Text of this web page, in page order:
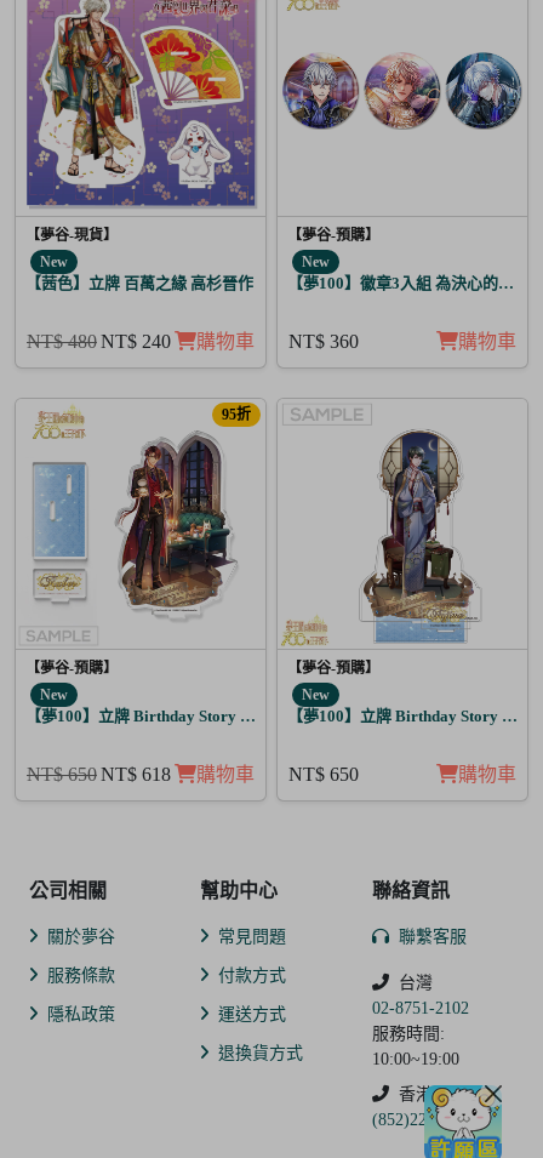
【夢谷-現貨】
New
【茜色】立牌 百萬之緣 高杉晉作
NT$ 480NT$ 240 購物車
【夢谷-預購】
New
【夢100】徽章3入組 為決心的落幕
NT$ 360 購物車
95折
【夢谷-預購】
New
【夢100】立牌 Birthday Story 路貝爾 月覺
NT$ 650NT$ 618 購物車
【夢谷-預購】
New
【夢100】立牌 Birthday Story 藤目
NT$ 650 購物車
公司相關
關於夢谷
服務條款
隱私政策
幫助中心
常見問題
付款方式
運送方式
退換貨方式
聯絡資訊
聯繫客服
台灣
02-8751-2102
服務時間:
10:00~19:00
香港
(852)2250-9311